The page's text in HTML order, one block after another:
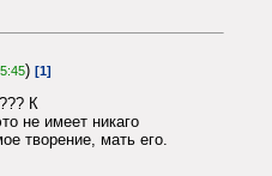
) [1]
К
не имеет никаго
творение, мать его.